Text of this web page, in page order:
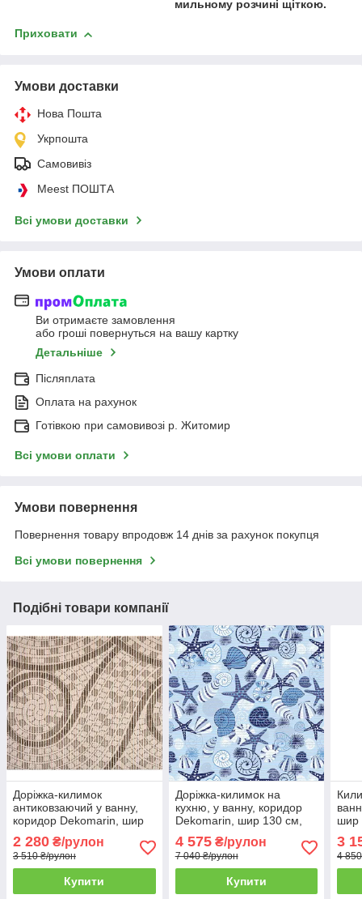
мильному розчині щіткою.
Приховати
Умови доставки
Нова Пошта
Укрпошта
Самовивіз
Meest ПОШТА
Всі умови доставки
Умови оплати
Ви отримаєте замовлення
або гроші повернуться на вашу картку
Детальніше
Післяплата
Оплата на рахунок
Готівкою при самовивозі р. Житомир
Всі умови оплати
Умови повернення
Повернення товару впродовж 14 днів за рахунок покупця
Всі умови повернення
Подібні товари компанії
Доріжка-килимок
антиковзаючий у ванну,
коридор Dekomarin, шир
65 см, рулон 15 м пог
2 280 ₴/рулон
3 510 ₴/рулон
Купити
Доріжка-килимок на
кухню, у ванну, коридор
Dekomarin, шир 130 см,
рулон 15 м пог
4 575₴/рулон
7 040 ₴/рулон
Купити
шир
3
4